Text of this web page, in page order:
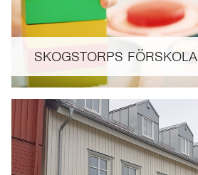
SKOGSTORPS FÖRSKOLA